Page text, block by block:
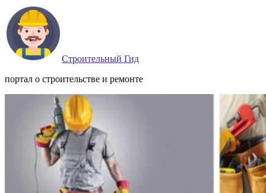
Строительный Гид
портал о строительстве и ремонте